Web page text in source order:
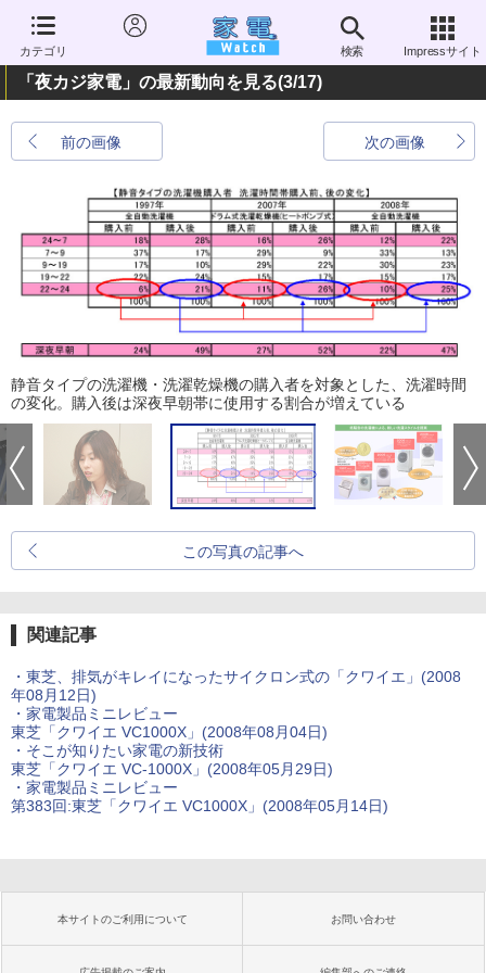
カテゴリ 検索 Impressサイト
「夜カジ家電」の最新動向を見る(3/17)
前の画像 次の画像
静音タイプの洗濯機・洗濯乾燥機の購入者を対象とした、洗濯時間
の変化。購入後は深夜早朝帯に使用する割合が増えている
この写真の記事へ
関連記事
・東芝、排気がキレイになったサイクロン式の「クワイエ」(2008
年08月12日)
・家電製品ミニレビュー
東芝「クワイエ VC1000X」(2008年08月04日)
・そこが知りたい家電の新技術
東芝「クワイエ VC-1000X」(2008年05月29日)
・家電製品ミニレビュー
第383回:東芝「クワイエ VC1000X」(2008年05月14日)
本サイトのご利用について お問い合わせ